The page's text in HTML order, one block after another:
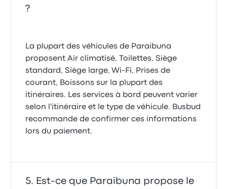
?
La plupart des véhicules de Paraibuna
proposent Air climatisé, Toilettes, Siège
standard, Siège large, Wi-Fi, Prises de
courant, Boissons sur la plupart des
itinéraires. Les services à bord peuvent varier
selon l'itinéraire et le type de véhicule. Busbud
recommande de confirmer ces informations
lors du paiement.
Est-ce que Paraibuna propose le